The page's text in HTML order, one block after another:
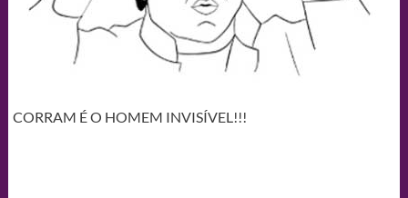
CORRAM É O HOMEM INVISÍVEL!!!